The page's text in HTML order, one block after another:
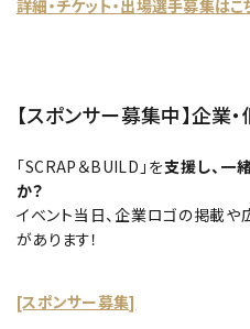
詳細・チケット・出場選手募集はこ
【スポンサー募集中】企業
「SCRAP＆BUILD」を支援し、一
か？
イベント当日、企業ロゴの掲載や
があります！
[スポンサー募集]